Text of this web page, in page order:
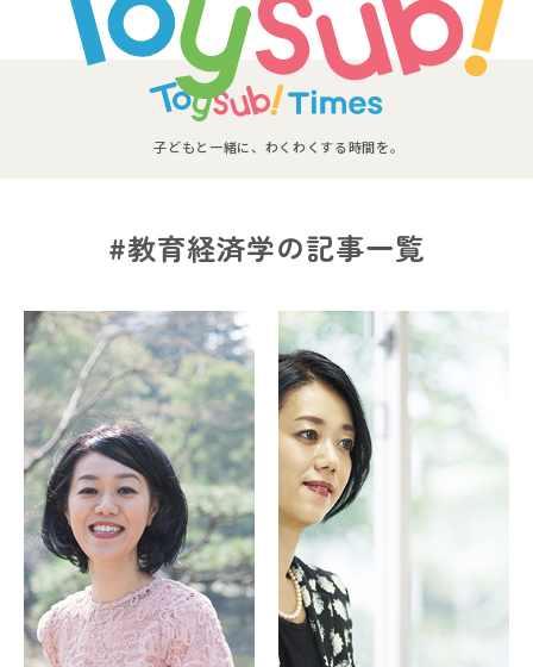
子どもと一緒に、わくわくする時間を。
#教育経済学の記事一覧